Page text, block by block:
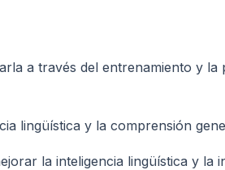
a través del entrenamiento y
lingüística y la comprensión
la inteligencia lingüística y la